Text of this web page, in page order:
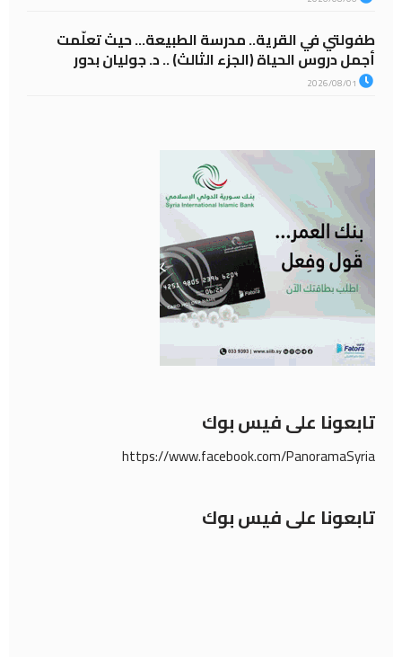
طفولتي في القرية.. مدرسة الطبيعة… حيث تعلّمت
أجمل دروس الحياة (الجزء الثالث) .. د. جوليان بدور
تابعونا على فيس بوك
https://www.facebook.com/PanoramaSyria
تابعونا على فيس بوك